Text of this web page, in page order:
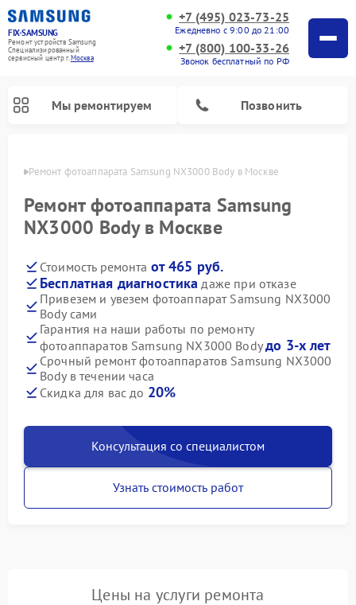
FIX-SAMSUNG
Ремонт устройств Samsung
Специализированный
cервисный центр г.Москва
+7 (495) 023-73-25
Ежедневно с 9:00 до 21:00
+7 (800) 100-33-26
Звонок бесплатный по РФ
Мы ремонтируем Позвонить
Ремонт фотоаппарата Samsung NX3000 Body в Москве
Ремонт фотоаппарата Samsung
NX3000 Body в Москве
Стоимость ремонта от 465 руб.
Бесплатная диагностика даже при отказе
Привезем и увезем фотоаппарат Samsung NX3000
Body сами
Гарантия на наши работы по ремонту
фотоаппаратов Samsung NX3000 Bodyдо 3-х лет
Срочный ремонт фотоаппаратов Samsung NX3000
Body в течении часа
Скидка для вас до 20%
Консультация со специалистом
Узнать стоимость работ
Цены на услуги ремонта